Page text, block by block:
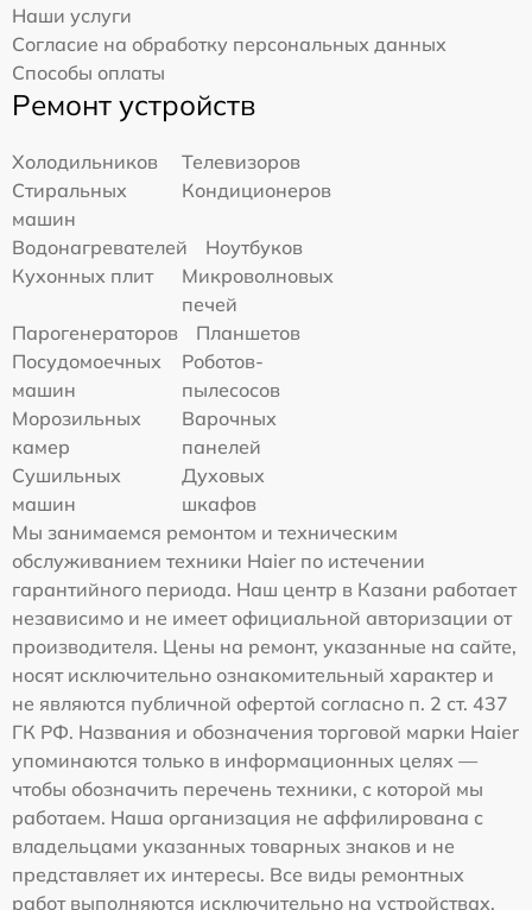
Наши услуги
Согласие на обработку персональных данных
Способы оплаты
Ремонт устройств
Холодильников
Телевизоров
Стиральных
машин
Кондиционеров
Водонагревателей
Ноутбуков
Кухонных плит
Микроволновых
печей
Парогенераторов
Планшетов
Посудомоечных
машин
Роботов-
пылесосов
Морозильных
камер
Варочных
панелей
Сушильных
машин
Духовых
шкафов
Мы занимаемся ремонтом и техническим
обслуживанием техники Haier по истечении
гарантийного периода. Наш центр в Казани работает
независимо и не имеет официальной авторизации от
производителя. Цены на ремонт, указанные на сайте,
носят исключительно ознакомительный характер и
не являются публичной офертой согласно п. 2 ст. 437
ГК РФ. Названия и обозначения торговой марки Haier
упоминаются только в информационных целях —
чтобы обозначить перечень техники, с которой мы
работаем. Наша организация не аффилирована с
владельцами указанных товарных знаков и не
представляет их интересы. Все виды ремонтных
работ выполняются исключительно на устройствах,